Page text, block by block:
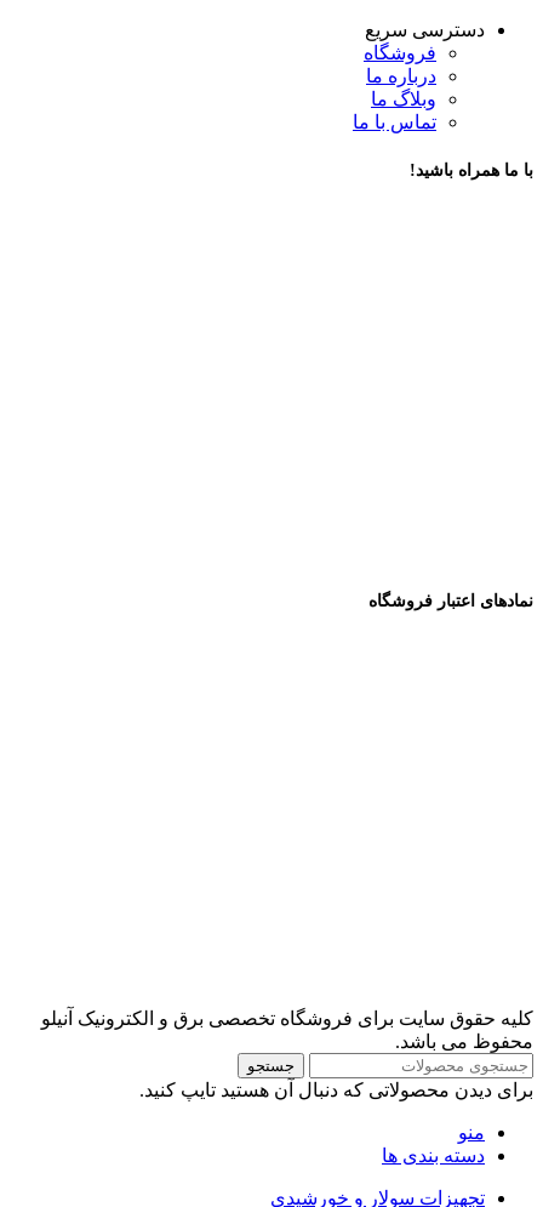
دسترسی سریع
فروشگاه
درباره ما
وبلاگ ما
تماس با ما
با ما همراه باشید!
نمادهای اعتبار فروشگاه
کلیه حقوق سایت برای فروشگاه تخصصی برق و الکترونیک آنیلو
محفوظ می باشد.
جستجو
برای دیدن محصولاتی که دنبال آن هستید تایپ کنید.
منو
دسته بندی ها
تجهیزات سولار و خورشیدی